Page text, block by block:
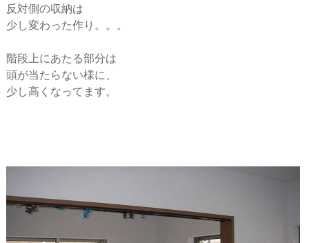
反対側の収納は
少し変わった作り。。。
階段上にあたる部分は
頭が当たらない様に、
少し高くなってます。